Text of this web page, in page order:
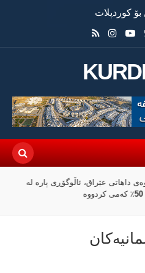
بۆ کوردپلات
داهاتی عێراق، ئاڵوگۆڕی پارە لە